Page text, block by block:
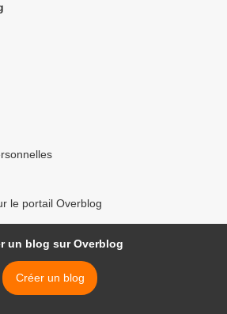
le portail Overblog
un blog sur Overblog
Créer un blog